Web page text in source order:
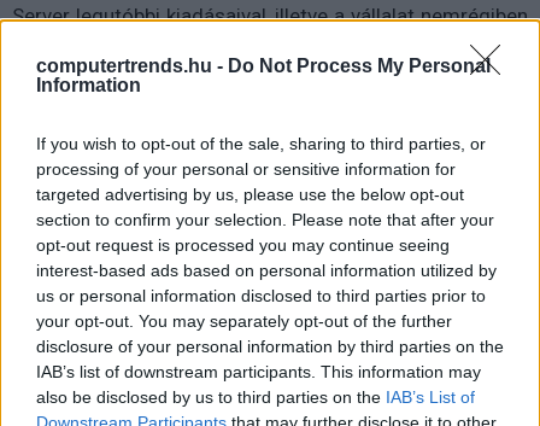
computertrends.hu - Do Not Process My Personal
Information
If you wish to opt-out of the sale, sharing to third parties, or
processing of your personal or sensitive information for
targeted advertising by us, please use the below opt-out
section to confirm your selection. Please note that after your
opt-out request is processed you may continue seeing
interest-based ads based on personal information utilized by
us or personal information disclosed to third parties prior to
your opt-out. You may separately opt-out of the further
disclosure of your personal information by third parties on the
IAB’s list of downstream participants. This information may
also be disclosed by us to third parties on the IAB’s List of
Downstream Participants that may further disclose it to other
Server legutóbbi kiadásaival, illetve a vállalat nemrégiben
bemutatott, szoftveralapú tárolási megoldásával, a SUSE
Enterprise Storage rendszerrel. Emellett további
hatékonyság és a szolgáltatások üzembe helyezése
terén. „Egyre több vállalat ismeri fel a privát felhők
előnyeit, amelyek a virtualizált környezetekhez képest
alacsonyabb költségek mellett használhatók, a publikus
felhőszolgáltatásokkal összevetve pedig nagyobb
biztonságot és hatékonyságot kínálnak. A privát felhők
kiépítésére alkalmas megoldások közül a nyílt
forráskódú OpenStack kezdeményezés mögött áll a
legszélesebb körű iparági támogatás, és a piaci elemzők
is komoly jövőt jósolnak a platformnak. A Gartner egy